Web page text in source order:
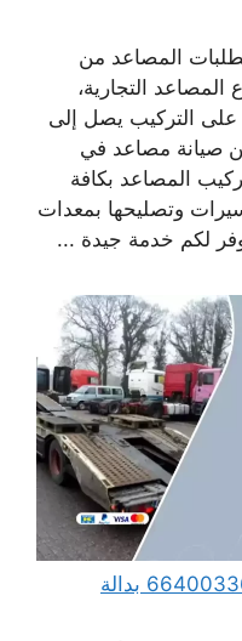
المصاعد من
المصاعد التجارية،
على التركيب يصل إلى
صيانة مصاعد في
المصاعد بكافة
وتصليحها بمعدات
لكم خدمة جيدة ...
ونش كرين سطحة ام الهيمان 66400336 بدالة